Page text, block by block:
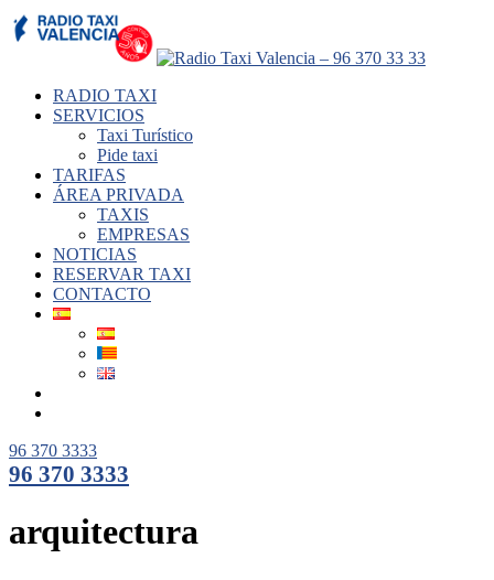
RADIO TAXI
SERVICIOS
Taxi Turístico
Pide taxi
TARIFAS
ÁREA PRIVADA
TAXIS
EMPRESAS
NOTICIAS
RESERVAR TAXI
CONTACTO
96 370 3333
96 370 3333
arquitectura